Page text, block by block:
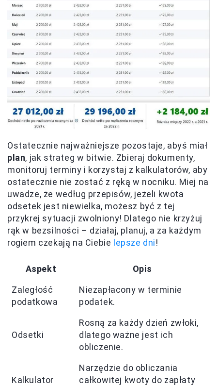
Ostatecznie najważniejsze pozostaje, abyś miał
plan, jak strateg w bitwie. Zbieraj dokumenty,
monitoruj terminy i korzystaj z kalkulatorów, aby
ostatecznie nie zostać z ręką w nocniku. Miej na
uwadze, że według przepisów, jeżeli kwota
odsetek jest niewielka, możesz być z tej
przykrej sytuacji zwolniony! Dlatego nie krzyżuj
rąk w bezsilności – działaj, planuj, a za każdym
rogiem czekają na Ciebie lepsze dni!
Aspekt Opis
Zaległość
podatkowa
Niezapłacony w terminie
podatek.
Odsetki
Rosną za każdy dzień zwłoki,
dlatego ważne jest ich
obliczenie.
Kalkulator
Narzędzie do obliczania
całkowitej kwoty do zapłaty